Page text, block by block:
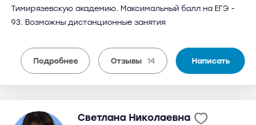
Тимирязевскую академию. Максимальный балл на ЕГЭ -
93. Возможны дистанционные занятия
Подробнее Отзывы 14 Написать
Светлана Николаевна